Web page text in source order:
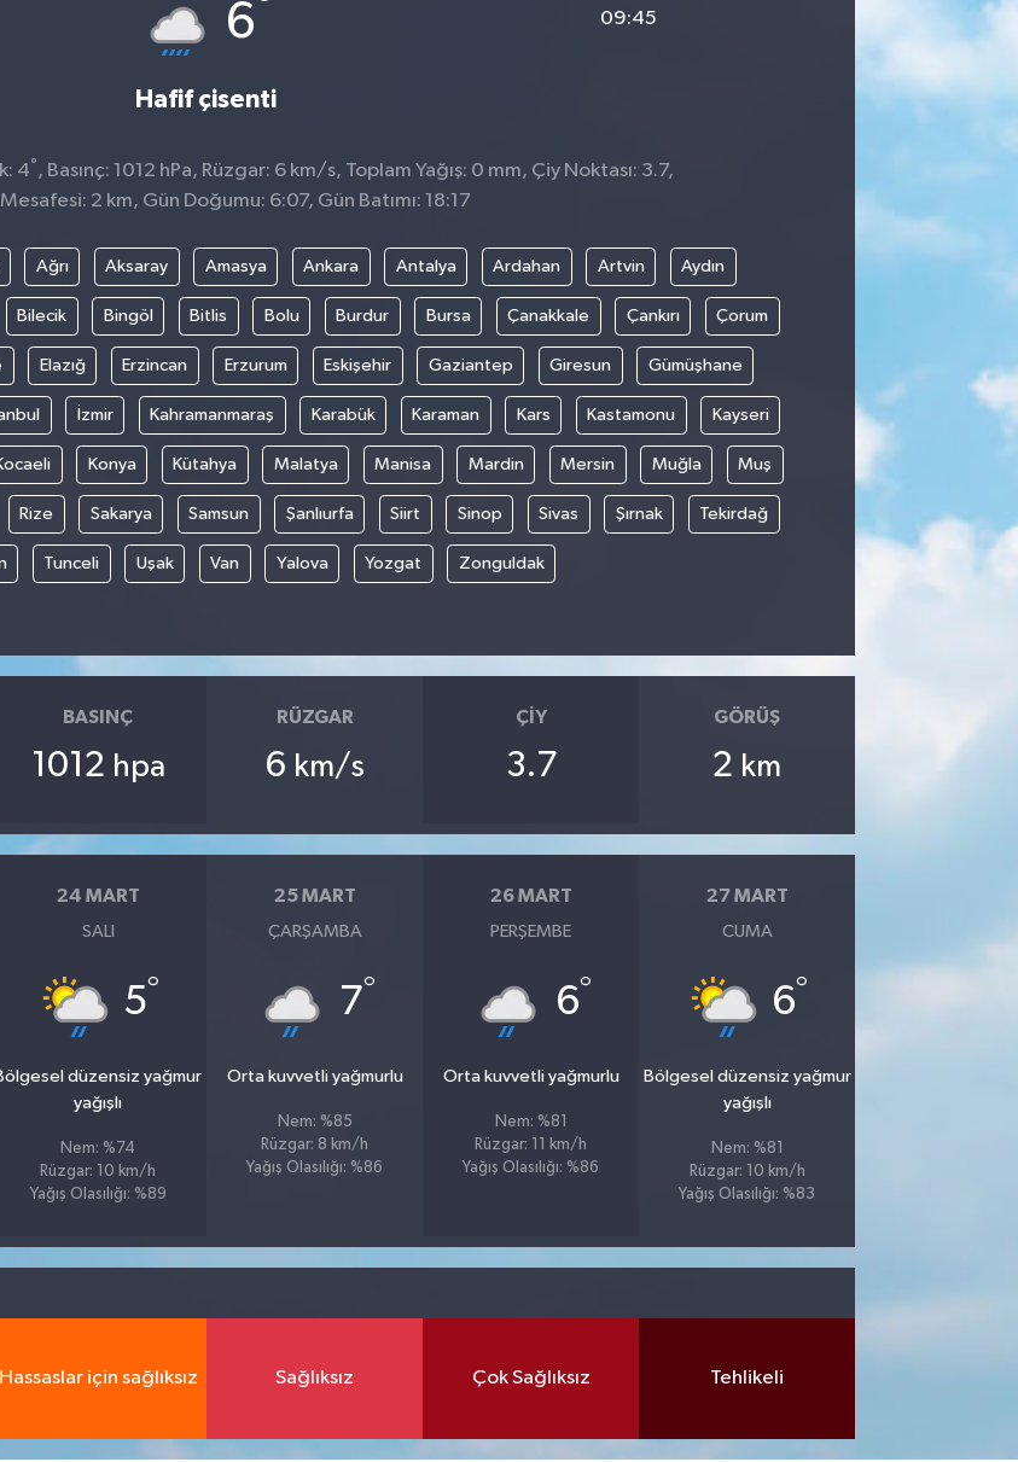
6
Hafif çisenti
09:45
4° , Basınç: 1012 hPa, Rüzgar: 6 km/s, Toplam Yağış: 0 mm, Çiy Noktası: 3.7,
2 km, Gün Doğumu: 6:07, Gün Batımı: 18:17
Ağrı Aksaray Amasya Ankara Antalya Ardahan Artvin Aydın
Bilecik Bingöl Bitlis Bolu Burdur Bursa Çanakkale Çankırı Çorum
Elazığ Erzincan Erzurum Eskişehir Gaziantep Giresun Gümüşhane
İzmir Kahramanmaraş Karabük Karaman Kars Kastamonu Kayseri
Konya Kütahya Malatya Manisa Mardin Mersin Muğla Muş
Rize Sakarya Samsun Şanlıurfa Siirt Sinop Sivas Şırnak Tekirdağ
Tunceli Uşak Van Yalova Yozgat Zonguldak
BASINÇ
1012 hpa
RÜZGAR
6 km/s
ÇIY
3.7
GÖRÜŞ
2 km
24 MART
SALI
5°
düzensiz yağmur
yağışlı
Nem: %74
Rüzgar: 10 km/h
Yağış Olasılığı: %89
25 MART
ÇARŞAMBA
7°
Orta kuvvetli yağmurlu
Nem: %85
Rüzgar: 8 km/h
Yağış Olasılığı: %86
26 MART
PERŞEMBE
6°
Orta kuvvetli yağmurlu
Nem: %81
Rüzgar: 11 km/h
Yağış Olasılığı: %86
27 MART
CUMA
6°
Bölgesel düzensiz yağmur
yağışlı
Nem: %81
Rüzgar: 10 km/h
Yağış Olasılığı: %83
Hassaslar için sağlıksız Sağlıksız Çok Sağlıksız Tehlikeli